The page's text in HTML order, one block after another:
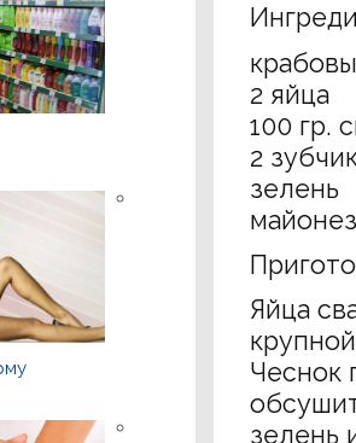
2 яйца
100 гр.
2
зелень
Яйца
Чеснок
зелень